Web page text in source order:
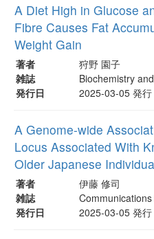
A Diet High in Glucose
Fibre Causes Fat
Weight Gain
著者
狩野 園子
雑誌
Biochemistry
発行日
2025-03-05 発行
A Genome-wide
Locus Associated With
Older Japanese
著者
伊藤 修司
雑誌
発行日
2025-03-05 発行